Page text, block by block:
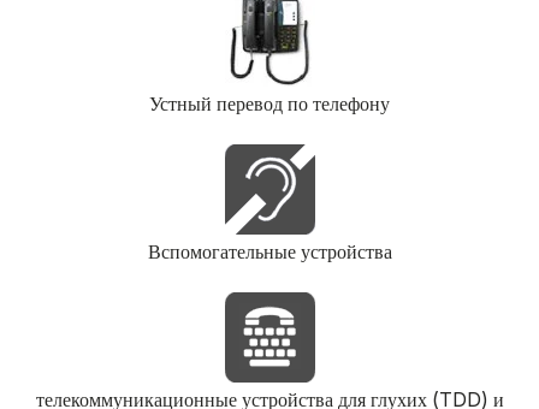
Устный перевод по телефону
Вспомогательные устройства
телекоммуникационные устройства для глухих (TDD) и